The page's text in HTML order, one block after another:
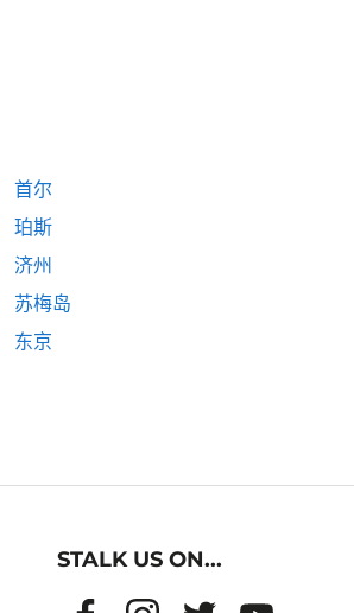
首尔
珀斯
济州
苏梅岛
东京
STALK US ON...